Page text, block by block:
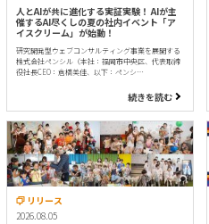
人とAIが共に進化する実証実験！ AIが主
催するAI尽くしの夏の社内イベント「ア
イスクリーム」が始動！
研究開発型ウェブコンサルティング事業を展開する
株式会社ペンシル（本社：福岡市中央区、代表取締
役社長CEO：倉橋美佳、以下：ペンシ…
続きを読む
リリース
2026.08.05